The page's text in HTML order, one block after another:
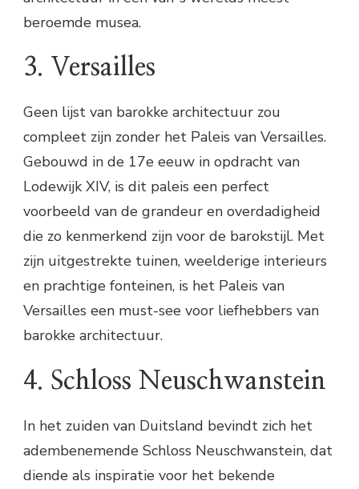
beroemde musea.
3. Versailles
Geen lijst van barokke architectuur zou
compleet zijn zonder het Paleis van Versailles.
Gebouwd in de 17e eeuw in opdracht van
Lodewijk XIV, is dit paleis een perfect
voorbeeld van de grandeur en overdadigheid
die zo kenmerkend zijn voor de barokstijl. Met
zijn uitgestrekte tuinen, weelderige interieurs
en prachtige fonteinen, is het Paleis van
Versailles een must-see voor liefhebbers van
barokke architectuur.
4. Schloss Neuschwanstein
In het zuiden van Duitsland bevindt zich het
adembenemende Schloss Neuschwanstein, dat
diende als inspiratie voor het bekende